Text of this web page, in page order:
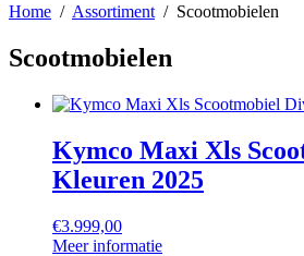
Home / Assortiment / Scootmobielen
Scootmobielen
Kymco Maxi Xls
Kleuren 2025
€3.999,00
Meer informatie